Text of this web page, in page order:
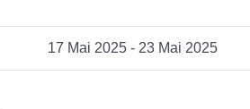
17 Mai 2025 - 23 Mai 2025